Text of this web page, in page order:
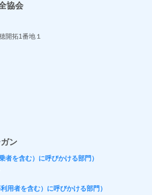
協会
開拓1番地１
ン
を含む）に呼びかける部門）
用者を含む）に呼びかける部門）